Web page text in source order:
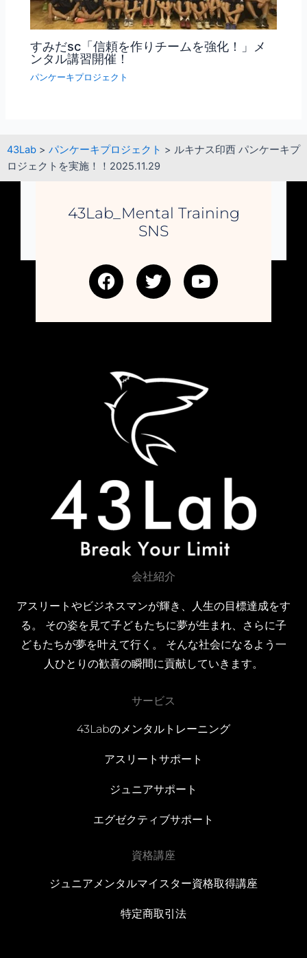
すみだsc「信頼を作りチームを強化！」メ
ンタル講習開催！
パンケーキプロジェクト
43Lab > パンケーキプロジェクト > ルキナス印西 パンケーキプ
ロジェクトを実施！！2025.11.29
43Lab_Mental Training
SNS
F
a
e
o
T
w
t
r
Y
o
t
会社紹介
アスリートやビジネスマンが輝き、人生の目標達成をす
る。 その姿を見て子どもたちに夢が生まれ、さらに子
どもたちが夢を叶えて行く。 そんな社会になるよう一
人ひとりの歓喜の瞬間に貢献していきます。
サービス
43Labのメンタルトレーニング
アスリートサポート
ジュニアサポート
エグゼクティブサポート
資格講座
ジュニアメンタルマイスター資格取得講座
特定商取引法